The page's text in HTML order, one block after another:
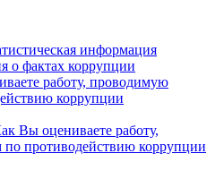
информация
о фактах коррупции
работу, проводимую
коррупции
Вы оцениваете работу,
противодействию коррупции